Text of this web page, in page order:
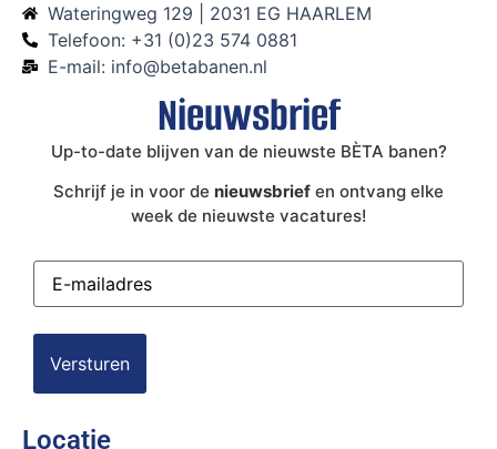
Wateringweg 129 | 2031 EG HAARLEM
Telefoon: +31 (0)23 574 0881
E-mail: info@betabanen.nl
Nieuwsbrief
Up-to-date blijven van de nieuwste BÈTA banen?
Schrijf je in voor de nieuwsbrief en ontvang elke
week de nieuwste vacatures!
E-
mailadres(Vereist)
Locatie